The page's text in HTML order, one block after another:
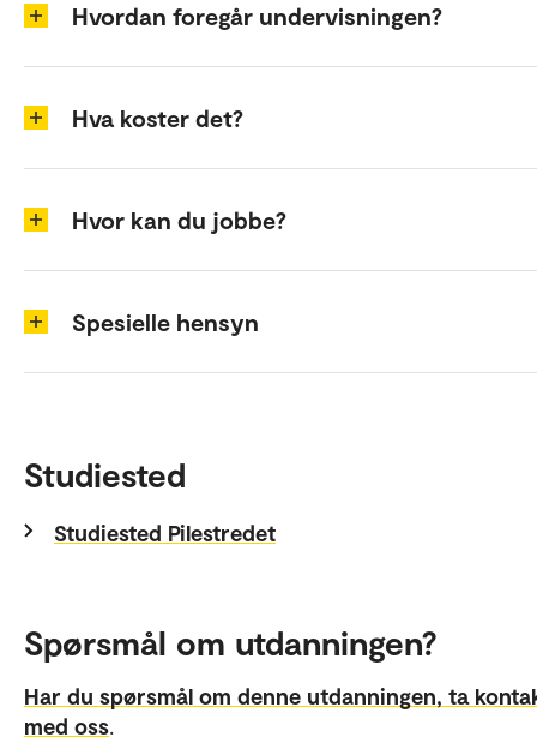
Hvordan foregår undervisningen?
Hva koster det?
Hvor kan du jobbe?
Spesielle hensyn
Studiested
Studiested Pilestredet
Spørsmål om utdanningen?
Har du spørsmål om denne utdanningen, ta
med oss.